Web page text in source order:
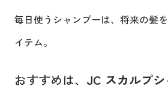
毎日使うシャンプーは、将来の髪
イテム。
おすすめは、 JC スカルプ